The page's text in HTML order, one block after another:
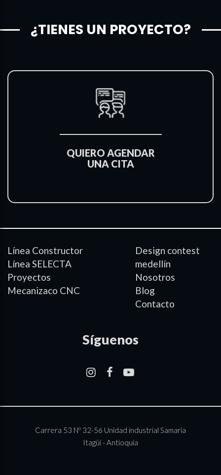
¿TIENES UN PROYECTO?
QUIERO AGENDAR
UNA CITA
Línea Constructor
Línea SELECTA
Proyectos
Mecanizaco CNC
Design contest
medellín
Nosotros
Blog
Contacto
Síguenos
– – –
Carrera 53 Nº 32-56 Unidad industrial Samaria
Itagüí - Antioquia